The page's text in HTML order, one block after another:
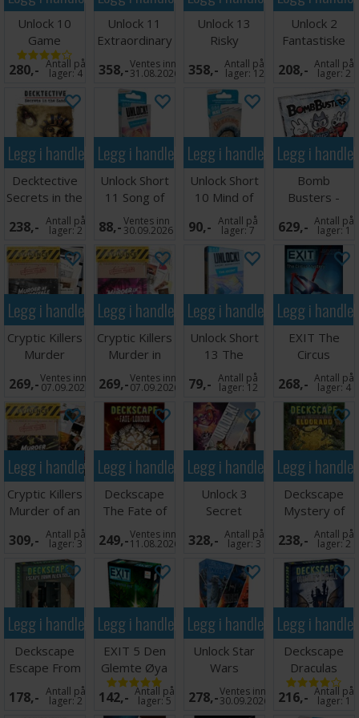
Deckscape: Dungeon er et episk eventyr i en kompakt eske –
vil heltene dine få tak i Dragon Eyes, eller vil de gå tapt i
mørket for alltid?
Antall spillere: 1-6
Alder: 12+
Spilletid: 60 minutter
Språk: Engelsk
Unlock 10
Game
Adventures
Brettspill
280,- Antall på
lager:4
Unlock 11
Extraordinary
Adventures
358,-Ventes inn
31.08.2026
Unlock 13
Risky
Adventures
Brettspill
358,- Antall på
lager: 12
Unlock 2
Fantastiske
Eventyr -
Norsk
208,- Antall på
lager:2
Legg i handlekurven
Decktective
Secrets in the
Sand
238,- Antall på
lager:2
Legg i handlekurven
Unlock Short
11 Song of
the Sea Spray
88,-Ventes inn
30.09.2026
Legg i handlekurven
Unlock Short
10 Mind of
Sherlock
Holmes
90,- Antall på
lager:7
Legg i
Bomb
Busters -
SVENSK
629,- Antall på
lager:1
Legg i handlekurven
Cryptic Killers
Murder
Merivale
Manor
269,-Ventes inn
07.09.2026
Legg i handlekurven
Cryptic Killers
Murder in
Miami
269,-Ventes inn
07.09.2026
Legg i handlekurven
Unlock Short
13 The
Ascent
Kortspill
79,- Antall på
lager: 12
Legg i
EXIT The
Circus
Mystery
Brettspill
268,- Antall på
lager:4
Legg i handlekurven
Cryptic Killers
Murder of an
MVP
309,- Antall på
lager:3
Legg i handlekurven
Deckscape
The Fate of
London
Kortspill
249,-Ventes inn
11.08.2026
Legg i handlekurven
Unlock 3
Secret
Adventures
Kortspill
328,- Antall på
lager:3
Legg i
Deckscape
Mystery of
Eldorado
Kortspill
238,- Antall på
lager:2
Legg i handlekurven
Deckscape
Escape From
Alcatraz
Kortspill
178,- Antall på
lager:2
Legg i handlekurven
EXIT 5 Den
Glemte Øya
Brettspill
142,- Antall på
lager:5
Legg i handlekurven
Unlock Star
Wars
Brettspill
278,-Ventes inn
30.09.2026
Legg i
Deckscape
Draculas
Castle
Kortspill
216,- Antall på
lager:1